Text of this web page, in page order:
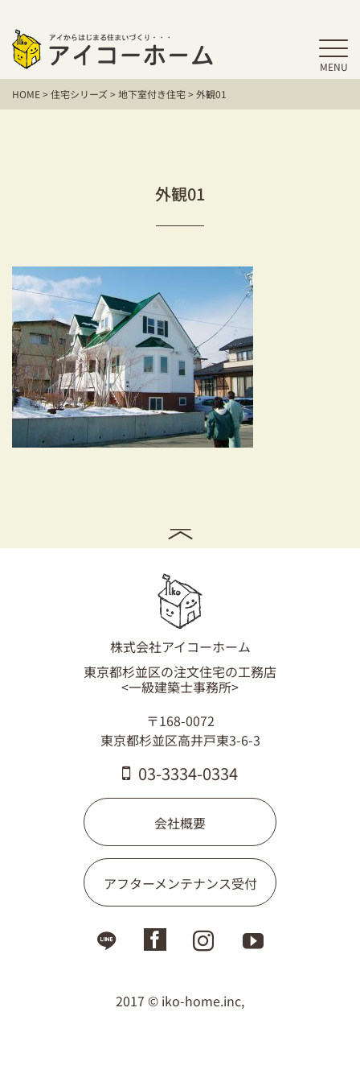
MENU
HOME
アイコーホームの家づくり
お客様の声
保証／アフターサポート
二世帯住宅をお考えの方
建て替えをお考えの方
耐震対策も安心の家づくり
リフォーム・リノベーションをお考えの方
必見！土地からお探しの方へ
ショールーム
採用情報
03-3334-0334
HOME>住宅シリーズ>地下室付き住宅 >外観01
外観01
株式会社アイコーホーム
東京都杉並区の注文住宅の工務店
<一級建築士事務所>
〒168-0072
東京都杉並区高井戸東3-6-3
03-3334-0334
会社概要
アフターメンテナンス受付
2017 © iko-home.inc,